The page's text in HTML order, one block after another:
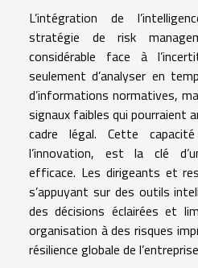
L’intégration de
stratégie de risk
considérable face à
seulement d’analyser en
d’informations normatives,
signaux faibles qui pourraient
cadre légal. Cette
l’innovation, est la clé
efficace. Les dirigeants et
s’appuyant sur des outils
des décisions éclairées et
organisation à des risques
résilience globale de